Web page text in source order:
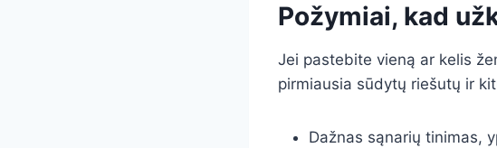
Požymiai, kad
Jei pastebite vieną ar kelis
pirmiausia sūdytų riešutų ir
Dažnas sąnarių tinimas,